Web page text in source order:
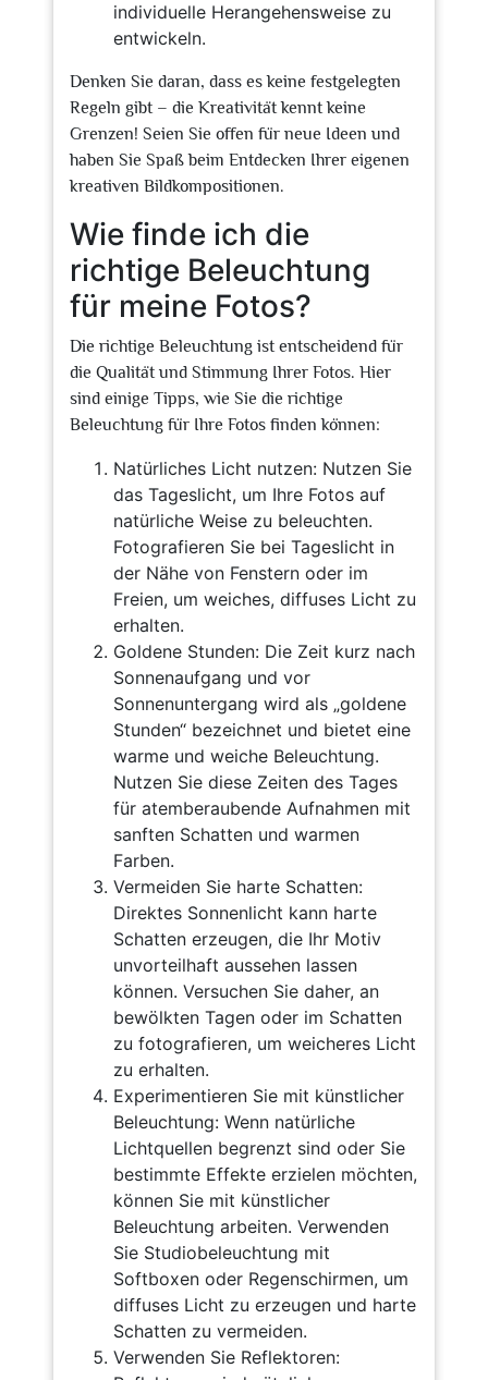
individuelle Herangehensweise zu
entwickeln.
Denken Sie daran, dass es keine festgelegten
Regeln gibt – die Kreativität kennt keine
Grenzen! Seien Sie offen für neue Ideen und
haben Sie Spaß beim Entdecken Ihrer eigenen
kreativen Bildkompositionen.
Wie finde ich die
richtige Beleuchtung
für meine Fotos?
Die richtige Beleuchtung ist entscheidend für
die Qualität und Stimmung Ihrer Fotos. Hier
sind einige Tipps, wie Sie die richtige
Beleuchtung für Ihre Fotos finden können:
Natürliches Licht nutzen: Nutzen Sie
das Tageslicht, um Ihre Fotos auf
natürliche Weise zu beleuchten.
Fotografieren Sie bei Tageslicht in
der Nähe von Fenstern oder im
Freien, um weiches, diffuses Licht zu
erhalten.
Goldene Stunden: Die Zeit kurz nach
Sonnenaufgang und vor
Sonnenuntergang wird als „goldene
Stunden“ bezeichnet und bietet eine
warme und weiche Beleuchtung.
Nutzen Sie diese Zeiten des Tages
für atemberaubende Aufnahmen mit
sanften Schatten und warmen
Farben.
Vermeiden Sie harte Schatten:
Direktes Sonnenlicht kann harte
Schatten erzeugen, die Ihr Motiv
unvorteilhaft aussehen lassen
können. Versuchen Sie daher, an
bewölkten Tagen oder im Schatten
zu fotografieren, um weicheres Licht
zu erhalten.
Experimentieren Sie mit künstlicher
Beleuchtung: Wenn natürliche
Lichtquellen begrenzt sind oder Sie
bestimmte Effekte erzielen möchten,
können Sie mit künstlicher
Beleuchtung arbeiten. Verwenden
Sie Studiobeleuchtung mit
Softboxen oder Regenschirmen, um
diffuses Licht zu erzeugen und harte
Schatten zu vermeiden.
Verwenden Sie Reflektoren: